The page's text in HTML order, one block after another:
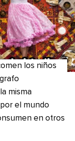
los niños
misma
el mundo
en otros